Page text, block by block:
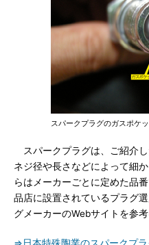
スパークプラグのガスポケ
スパークプラグは、ご紹介
ネジ径や長さなどによって細
らはメーカーごとに定めた品
品店に設置されているプラグ
グメーカーのWebサイトを参考